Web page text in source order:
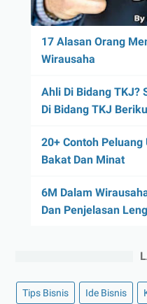
17 Alasan Orang
Wirausaha
Ahli Di Bidang TKJ?
Di Bidang TKJ
20+ Contoh
Bakat Dan Minat
6M Dalam
Dan Penjelasan
Tips Bisnis Ide Bisnis